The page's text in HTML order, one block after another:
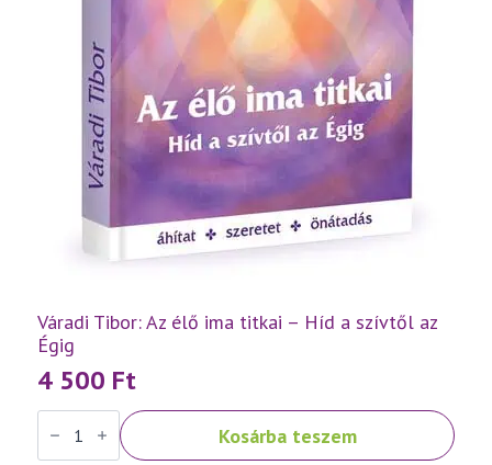
Váradi Tibor: Az élő ima titkai – Híd a szívtől az
Égig
4 500 Ft
Váradi
Tibor:
Az
Kosárba teszem